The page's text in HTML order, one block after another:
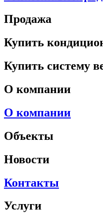
Продажа
Купить
Купить систему
О компании
О компании
Объекты
Новости
Контакты
Услуги